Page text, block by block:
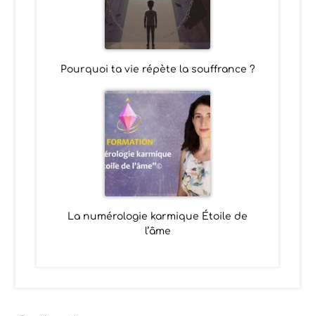
Pourquoi ta vie répète la souffrance ?
La numérologie karmique Étoile de
l’âme